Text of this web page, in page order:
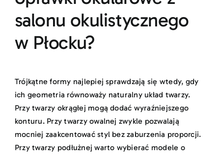
salonu okulistycznego
w Płocku?
Trójkątne formy najlepiej sprawdzają się wtedy, gdy
ich geometria równoważy naturalny układ twarzy.
Przy twarzy okrągłej mogą dodać wyraźniejszego
konturu. Przy twarzy owalnej zwykle pozwalają
mocniej zaakcentować styl bez zaburzenia proporcji.
Przy twarzy podłużnej warto wybierać modele o